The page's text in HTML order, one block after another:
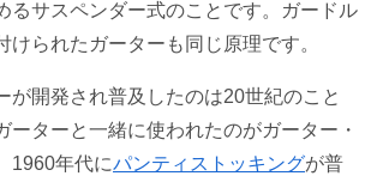
るサスペンダー式のことです。ガードル
けられたガーターも同じ原理です。
が開発され普及したのは20世紀のこと
ーターと一緒に使われたのがガーター・
1960年代にパンティストッキングが普